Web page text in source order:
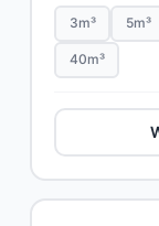
3m³ 5m³
40m³